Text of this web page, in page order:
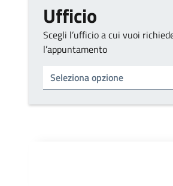
Ufficio
Scegli l’ufficio a cui vuoi
l’appuntamento
Tipo di ufficio